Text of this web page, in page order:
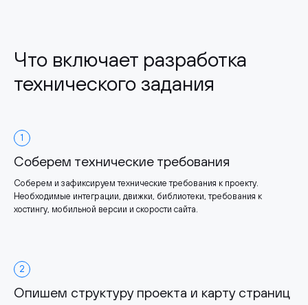
Что включает разработка
технического задания
1
Соберем технические требования
Соберем и зафиксируем технические требования к проекту.
Необходимые интеграции, движки, библиотеки, требования к
хостингу, мобильной версии и скорости сайта.
2
Опишем структуру проекта и карту страниц